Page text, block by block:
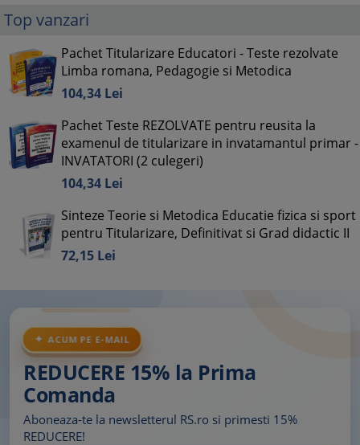
Top vanzari
Pachet Titularizare Educatori - Teste rezolvate
Limba romana, Pedagogie si Metodica
104,34 Lei
Pachet Teste REZOLVATE pentru reusita la
examenul de titularizare in invatamantul primar -
INVATATORI (2 culegeri)
104,34 Lei
Sinteze Teorie si Metodica Educatie fizica si sport
pentru Titularizare, Definitivat si Grad didactic II
72,15 Lei
ACUM PE E-MAIL
REDUCERE 15% la Prima
Comanda
Aboneaza-te la newsletterul RS.ro si primesti 15%
REDUCERE!